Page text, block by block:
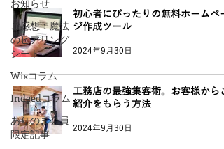
お知らせ
ご感想：魔法
のヒアリング
シート
Wixコラム
Indeedコラム
ありのま会員
限定記事
初心者にぴったりの無料ホームペー
ジ作成ツール
2024年9月30日
工務店の最強集客術。お客様からご
紹介をもらう方法
2024年9月30日